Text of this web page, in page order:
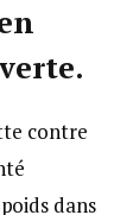
contre
dans